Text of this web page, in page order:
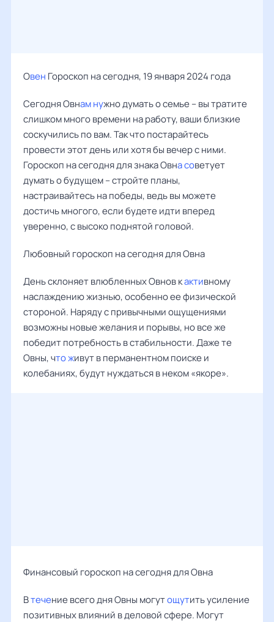
Овен Гороскоп на сегодня, 19 января 2024 года
Сегодня Овнам нужно думать о семье – вы тратите
слишком много времени на работу, ваши близкие
соскучились по вам. Так что постарайтесь
провести этот день или хотя бы вечер с ними.
Гороскоп на сегодня для знака Овна советует
думать о будущем – стройте планы,
настраивайтесь на победы, ведь вы можете
достичь многого, если будете идти вперед
уверенно, с высоко поднятой головой.
Любовный гороскоп на сегодня для Овна
День склоняет влюбленных Овнов кактивному
наслаждению жизнью, особенно ее физической
стороной. Наряду с привычными ощущениями
возможны новые желания и порывы, но все же
победит потребность в стабильности. Даже те
Овны, что живут в перманентном поиске и
колебаниях, будут нуждаться в неком «якоре».
Финансовый гороскоп на сегодня для Овна
Втечение всего дня Овны могутощутить усиление
позитивных влияний в деловой сфере. Могут